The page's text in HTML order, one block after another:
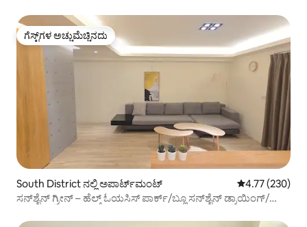
ಹೊಂದಿರುವ ಸಂಪೂರ್ಣ ಮನೆ
ಗೆಸ್ಟ್‌ಗಳ ಅಚ್ಚುಮೆಚ್ಚಿನದು
ಗೆಸ್ಟ್‌ಗಳ ಅಚ್ಚುಮೆಚ್ಚಿನದು
South District ನಲ್ಲಿ ಅಪಾರ್ಟ್‌ಮಂಟ್ 5 ರಲ್ಲಿ 4.77
4.77 (230)
ಸನ್‌ಶೈನ್ ಗ್ರೀನ್ – ಹೆಲ್ತ್ ಓಯಸಿಸ್ ಪಾರ್ಕ್/ಬ್ಲೂ ಸನ್‌ಶೈನ್ ಡ್ರಾಯಿಂಗ್/
Tainan